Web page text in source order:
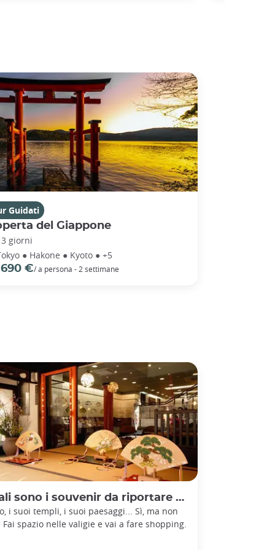
Guidati
del Giappone
giorni
● Hakone ● Kyoto ● +5
€/ a persona - 2 settimane
sono i souvenir da riportare da Kyoto?
i suoi templi, i suoi paesaggi... Sì, ma non
Fai spazio nelle valigie e vai a fare shopping.